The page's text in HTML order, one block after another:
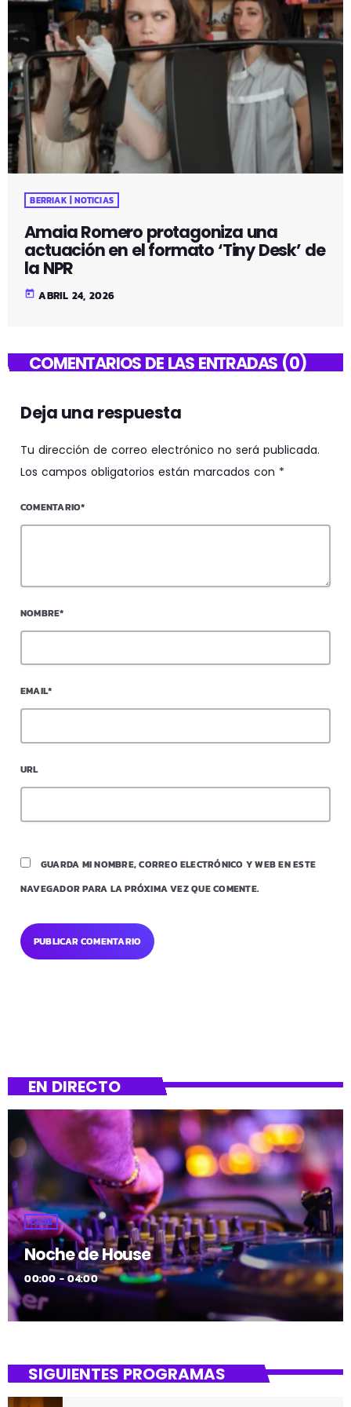
BERRIAK | NOTICIAS
Amaia Romero protagoniza una
actuación en el formato ‘Tiny Desk’ de
la NPR
today ABRIL 24, 2026
COMENTARIOS DE LAS ENTRADAS (0)
Deja una respuesta
Tu dirección de correo electrónico no será publicada.
Los campos obligatorios están marcados con *
COMENTARIO*
NOMBRE*
EMAIL*
URL
GUARDA MI NOMBRE, CORREO ELECTRÓNICO Y WEB EN ESTE
NAVEGADOR PARA LA PRÓXIMA VEZ QUE COMENTE.
EN DIRECTO
CLUB
Noche de House
00:00 - 04:00
SIGUIENTES PROGRAMAS